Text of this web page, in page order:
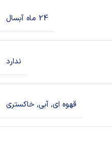
24 ماه آبسال
ندارد
قهوه ای, آبی, خاکستری